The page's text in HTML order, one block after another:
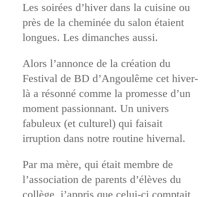
Les soirées d’hiver dans la cuisine ou
près de la cheminée du salon étaient
longues. Les dimanches aussi.
Alors l’annonce de la création du
Festival de BD d’Angoulême cet hiver-
là a résonné comme la promesse d’un
moment passionnant. Un univers
fabuleux (et culturel) qui faisait
irruption dans notre routine hivernal.
Par ma mère, qui était membre de
l’association de parents d’élèves du
collège, j’appris que celui-ci comptait